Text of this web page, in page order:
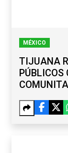
MÉXICO
TIJUANA
PÚBLICOS